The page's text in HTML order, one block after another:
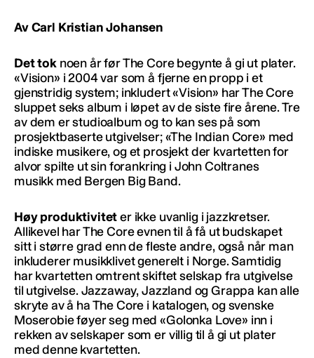
Av Carl Kristian Johansen
Det toknoen år før The Core begynte å gi ut plater.
«Vision» i 2004 var som å fjerne en propp i et
gjenstridig system; inkludert «Vision» har The Core
sluppet seks album i løpet av de siste fire årene. Tre
av dem er studioalbum og to kan ses på som
prosjektbaserte utgivelser; «The Indian Core» med
indiske musikere, og et prosjekt der kvartetten for
alvor spilte ut sin forankring i John Coltranes
musikk med Bergen Big Band.
Høy produktiviteter ikke uvanlig i jazzkretser.
Allikevel har The Core evnen til å få ut budskapet
sitt i større grad enn de fleste andre, også når man
inkluderer musikklivet generelt i Norge. Samtidig
har kvartetten omtrent skiftet selskap fra utgivelse
til utgivelse. Jazzaway, Jazzland og Grappa kan alle
skryte av å ha The Core i katalogen, og svenske
Moserobie føyer seg med «Golonka Love» inn i
rekken av selskaper som er villig til å gi ut plater
med denne kvartetten.